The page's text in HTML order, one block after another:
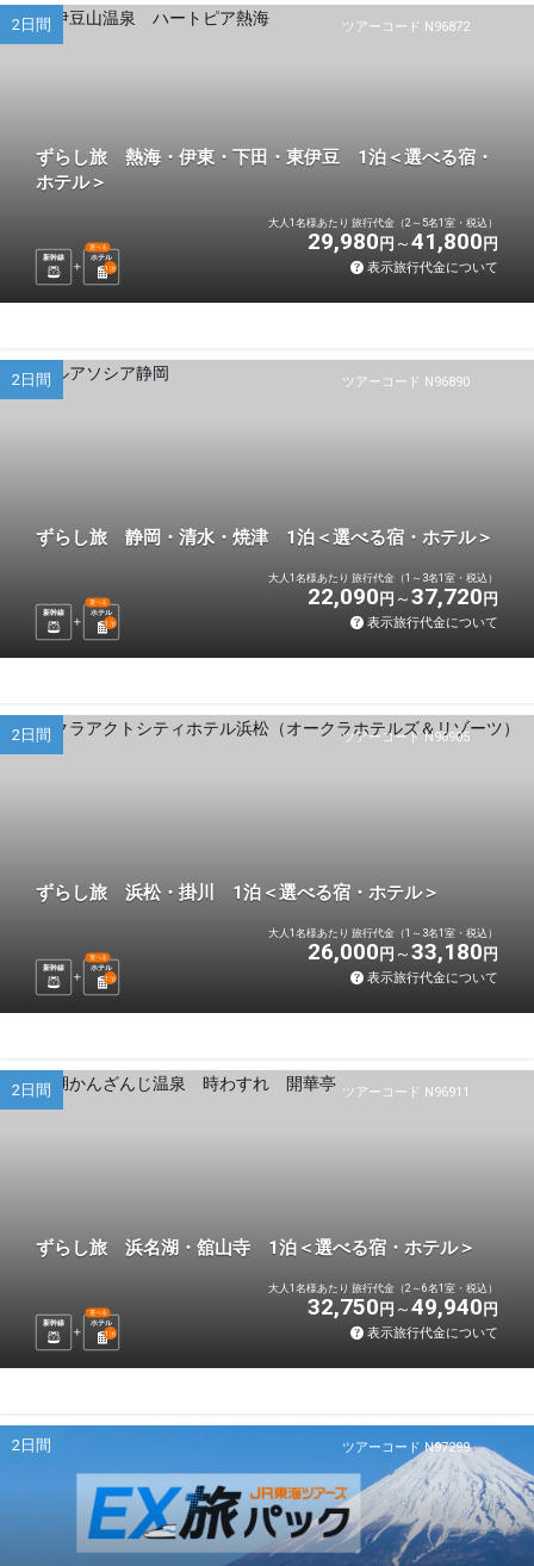
ツアーコード N96872
2日間
ずらし旅 熱海・伊東・下田・東伊豆 1泊＜選べる宿・
ホテル＞
新幹線 ホテル
選べる
1 泊
大人1名様あたり 旅行代金（2～5名1室・税込）
29,980 円 41,800 円
表示旅行代金について
ツアーコード N96890
2日間
ずらし旅 静岡・清水・焼津 1泊＜選べる宿・ホテル＞
新幹線 ホテル
選べる
1 泊
大人1名様あたり 旅行代金（1～3名1室・税込）
22,090 円 37,720 円
表示旅行代金について
ツアーコード N96905
2日間
ずらし旅 浜松・掛川 1泊＜選べる宿・ホテル＞
新幹線 ホテル
選べる
1 泊
大人1名様あたり 旅行代金（1～3名1室・税込）
26,000 円 33,180 円
表示旅行代金について
ツアーコード N96911
2日間
ずらし旅 浜名湖・舘山寺 1泊＜選べる宿・ホテル＞
新幹線 ホテル
選べる
1 泊
大人1名様あたり 旅行代金（2～6名1室・税込）
32,750 円 49,940 円
表示旅行代金について
ツアーコード N97299
2日間